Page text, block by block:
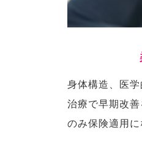
身体構造、医
治療で早期改
のみ保険適用に